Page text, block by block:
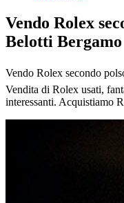
Vendo Rolex
Belotti Bergamo
Vendo Rolex secondo
Vendita di Rolex usati,
interessanti. Acquistiamo